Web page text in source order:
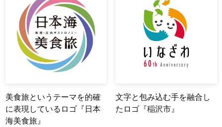
美食旅というテーマを的確
に表現しているロゴ『日本
海美食旅』
文字と包み込む手を融合し
たロゴ『稲沢市』